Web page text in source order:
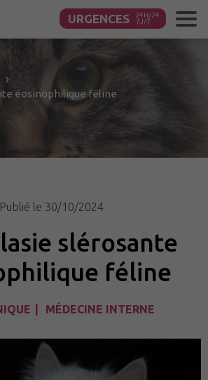
URGENCES
›
éosinophilique féline
Publié le 30/10/2024
slérosante
féline
MÉDECINE INTERNE